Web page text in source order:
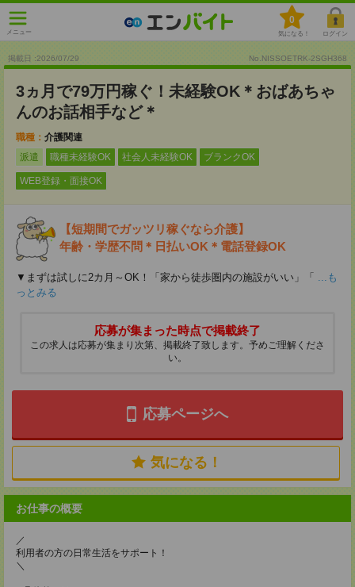
メニュー
0
気になる！ ログイン
掲載日 :2026/07/29 No.NISSOETRK-2SGH368
3ヵ月で79万円稼ぐ！未経験OK＊おばあちゃ
んのお話相手など＊
職種： 介護関連
派遣
職種未経験OK 社会人未経験OK ブランクOK
WEB登録・面接OK
【短期間でガッツリ稼ぐなら介護】
年齢・学歴不問＊日払いOK＊電話登録OK
▼まずは試しに2カ月～OK！「家から徒歩圏内の施設がいい」「 ...も
っとみる
応募が集まった時点で掲載終了
この求人は応募が集まり次第、掲載終了致します。予めご理解くださ
い。
応募ページへ
気になる！
お仕事の概要
／
利用者の方の日常生活をサポート！
＼